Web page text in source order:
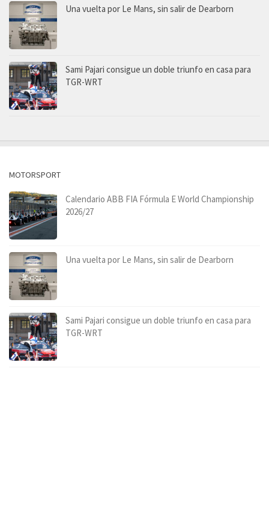
Una vuelta por Le Mans, sin salir de Dearborn
Sami Pajari consigue un doble triunfo en casa para
TGR-WRT
MOTORSPORT
Calendario ABB FIA Fórmula E World Championship
2026/27
Una vuelta por Le Mans, sin salir de Dearborn
Sami Pajari consigue un doble triunfo en casa para
TGR-WRT